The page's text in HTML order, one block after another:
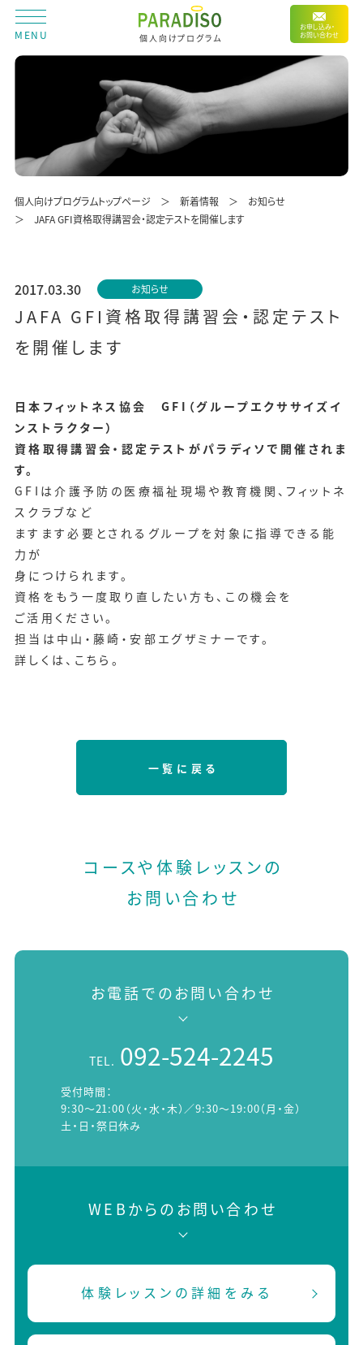
MENU 個人向けプログラム
お申し込み・
お問い合わせ
個人向けプログラムトップページ 新着情報
お知らせ
JAFA GFI資格取得講習会・認定テストを開催します
2017.03.30 お知らせ
JAFA GFI資格取得講習会・認定テスト
を開催します
日本フィットネス協会 GFI（グループエクササイズイ
ンストラクター）
資格取得講習会・認定テストがパラディソで開催されま
す。
GFIは介護予防の医療福祉現場や教育機関、フィットネ
スクラブなど
ますます必要とされるグループを対象に指導できる能
力が
身につけられます。
資格をもう一度取り直したい方も、この機会を
ご活用ください。
担当は中山・藤崎・安部エグザミナーです。
詳しくは、 こちら 。
一覧に戻る
コースや体験レッスンの
お問い合わせ
お電話でのお問い合わせ
TEL. 092-524-2245
受付時間：
9:30～21:00（火・水・木）／9:30～19:00（月・金）
土・日・祭日休み
WEBからのお問い合わせ
体験レッスンの詳細をみる